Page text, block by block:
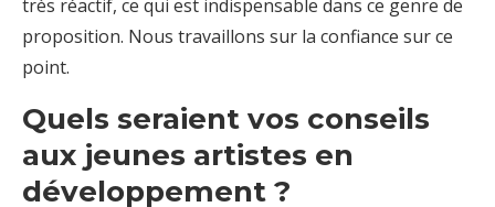
très réactif, ce qui est indispensable dans ce genre de
proposition. Nous travaillons sur la confiance sur ce
point.
Quels seraient vos conseils
aux jeunes artistes en
développement ?